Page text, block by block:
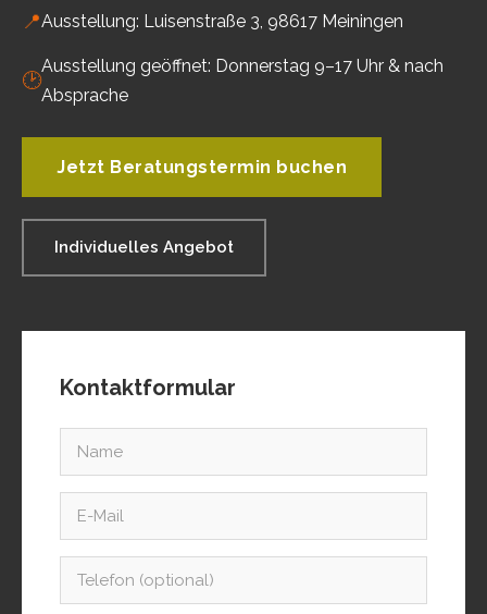
📍Ausstellung: Luisenstraße 3, 98617 Meiningen
🕑
Ausstellung geöffnet: Donnerstag 9–17 Uhr & nach
Absprache
Jetzt Beratungstermin buchen
Individuelles Angebot
Kontaktformular